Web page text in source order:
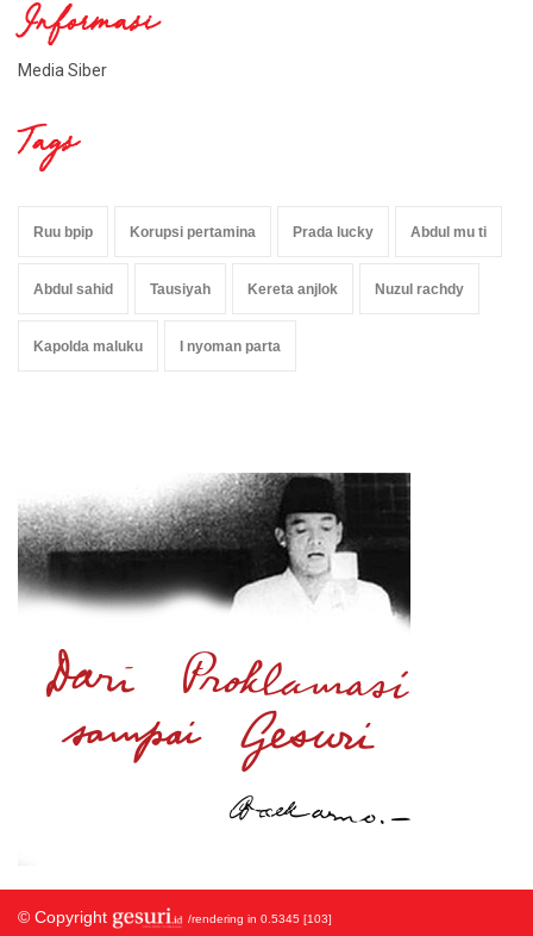
Informasi
Media Siber
Tags
Ruu bpip Korupsi pertamina Prada lucky Abdul mu ti
Abdul sahid Tausiyah Kereta anjlok Nuzul rachdy
Kapolda maluku I nyoman parta
© Copyright /rendering in 0.5345 [103]